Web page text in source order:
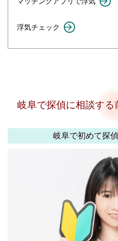
浮気チェック
岐阜で探偵に相談す
岐阜で初めて探